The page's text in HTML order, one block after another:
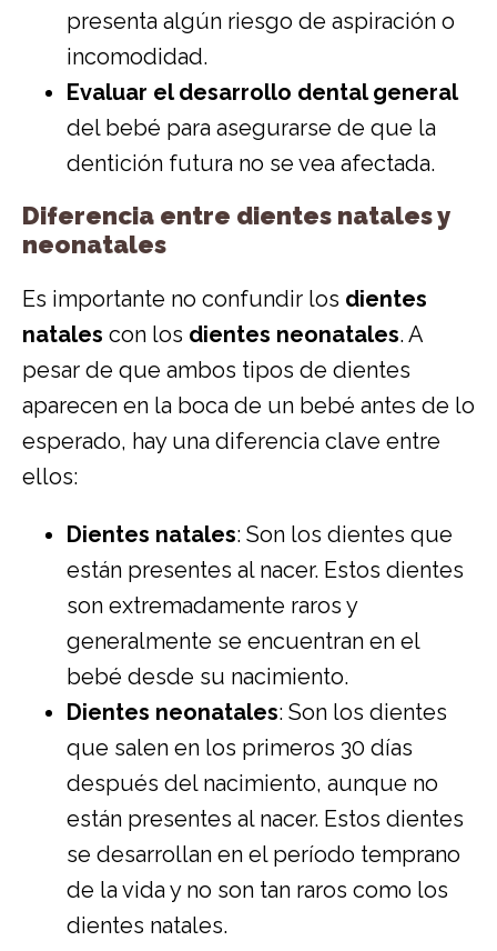
presenta algún riesgo de aspiración o
incomodidad.
Evaluar el desarrollo dental general
del bebé para asegurarse de que la
dentición futura no se vea afectada.
Diferencia entre dientes natales y
neonatales
Es importante no confundir los dientes
natales con los dientes neonatales. A
pesar de que ambos tipos de dientes
aparecen en la boca de un bebé antes de lo
esperado, hay una diferencia clave entre
ellos:
Dientes natales: Son los dientes que
están presentes al nacer. Estos dientes
son extremadamente raros y
generalmente se encuentran en el
bebé desde su nacimiento.
Dientes neonatales: Son los dientes
que salen en los primeros 30 días
después del nacimiento, aunque no
están presentes al nacer. Estos dientes
se desarrollan en el período temprano
de la vida y no son tan raros como los
dientes natales.